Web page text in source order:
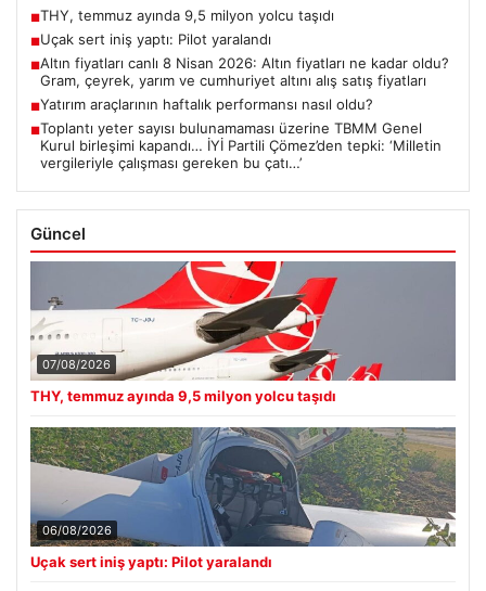
■THY, temmuz ayında 9,5 milyon yolcu taşıdı
■Uçak sert iniş yaptı: Pilot yaralandı
■Altın fiyatları canlı 8 Nisan 2026: Altın fiyatları ne kadar oldu?
Gram, çeyrek, yarım ve cumhuriyet altını alış satış fiyatları
■Yatırım araçlarının haftalık performansı nasıl oldu?
■Toplantı yeter sayısı bulunamaması üzerine TBMM Genel
Kurul birleşimi kapandı… İYİ Partili Çömez’den tepki: ‘Milletin
vergileriyle çalışması gereken bu çatı…’
Güncel
07/08/2026
THY, temmuz ayında 9,5 milyon yolcu taşıdı
06/08/2026
Uçak sert iniş yaptı: Pilot yaralandı